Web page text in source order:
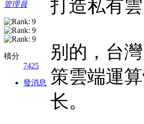
管理員
積分
7425
發消息
打造私有雲
别的，台
策雲端運
长。